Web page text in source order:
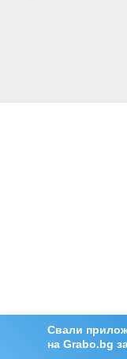
Свали
на Grabo.bg